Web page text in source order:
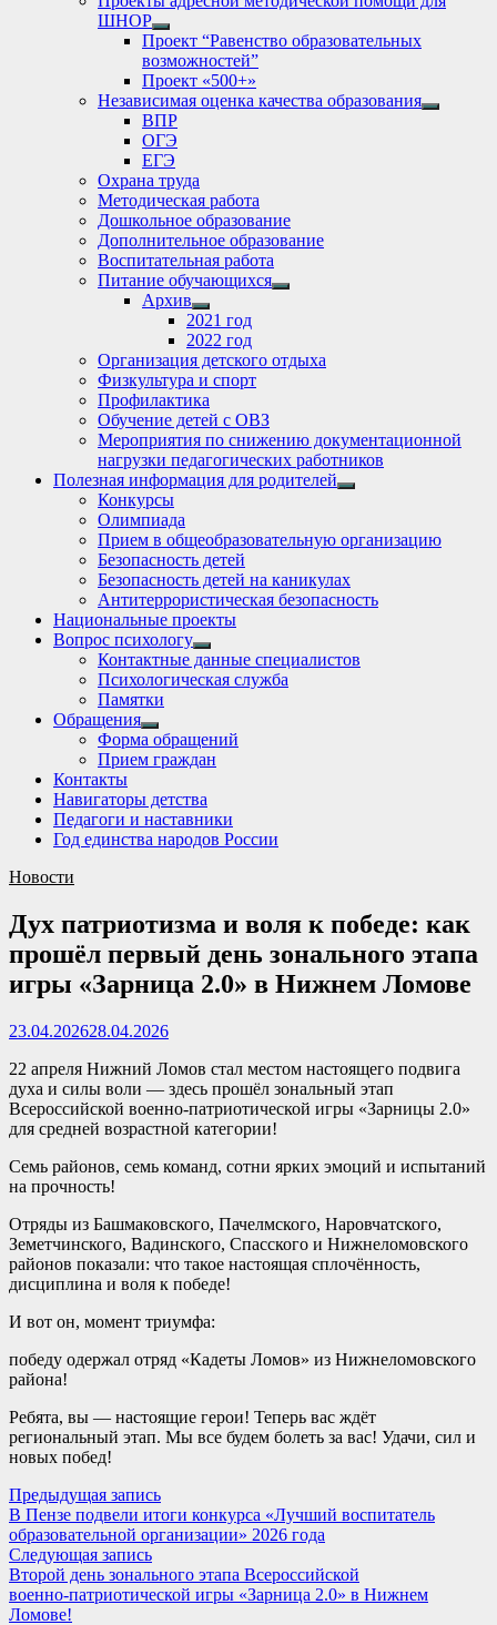
ШНОР
Show
sub
menu
Проект “Равенство образовательных
возможностей”
Проект «500+»
Независимая оценка качества образования
Show
ВПР
ОГЭ
ЕГЭ
Охрана труда
Методическая работа
Дошкольное образование
Дополнительное образование
Воспитательная работа
Питание обучающихся
Show
Архив
Show
sub
menu
2021 год
2022 год
Организация детского отдыха
Физкультура и спорт
Профилактика
Обучение детей с ОВЗ
Мероприятия по снижению документационной
нагрузки педагогических работников
Полезная информация для родителей
Show
Конкурсы
Олимпиада
Прием в общеобразовательную организацию
Безопасность детей
Безопасность детей на каникулах
Антитеррористическая безопасность
Национальные проекты
Вопрос психологу
Show
sub
menu
Контактные данные специалистов
Психологическая служба
Памятки
Обращения
Show
sub
menu
Форма обращений
Прием граждан
Контакты
Навигаторы детства
Педагоги и наставники
Год единства народов России
Новости
Дух патриотизма и воля к победе: как
прошёл первый день зонального этапа
игры «Зарница 2.0» в Нижнем Ломове
23.04.202628.04.2026
22 апреля Нижний Ломов стал местом настоящего подвига
духа и силы воли — здесь прошёл зональный этап
Всероссийской военно-патриотической игры «Зарницы 2.0»
для средней возрастной категории!
Семь районов, семь команд, сотни ярких эмоций и испытаний
на прочность!
Отряды из Башмаковского, Пачелмского, Наровчатского,
Земетчинского, Вадинского, Спасского и Нижнеломовского
районов показали: что такое настоящая сплочённость,
дисциплина и воля к победе!
И вот он, момент триумфа:
победу одержал отряд «Кадеты Ломов» из Нижнеломовского
района!
Ребята, вы — настоящие герои! Теперь вас ждёт
региональный этап. Мы все будем болеть за вас! Удачи, сил и
новых побед!
Навигация
по
записям
Предыдущая записьПредыдущая
запись:
В Пензе подвели итоги конкурса «Лучший воспитатель
образовательной организации» 2026 года
Следующая записьСледующая
запись:
Второй день зонального этапа Всероссийской
военно‑патриотической игры «Зарница 2.0» в Нижнем
Ломове!